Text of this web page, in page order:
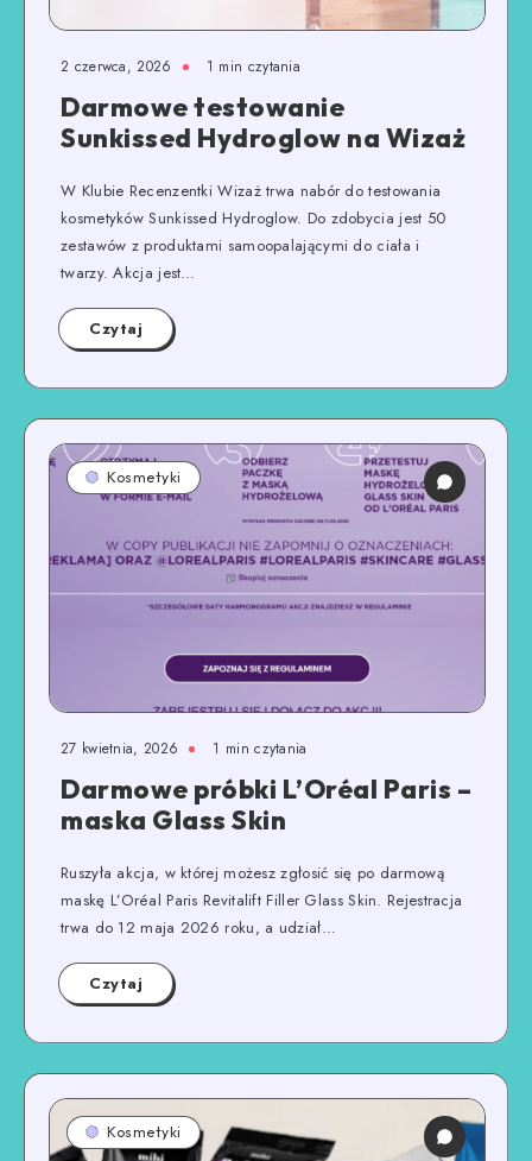
2 czerwca, 2026 1 min czytania
Darmowe testowanie
Sunkissed Hydroglow na Wizaż
W Klubie Recenzentki Wizaż trwa nabór do testowania
kosmetyków Sunkissed Hydroglow. Do zdobycia jest 50
zestawów z produktami samoopalającymi do ciała i
twarzy. Akcja jest…
Czytaj
Kosmetyki
27 kwietnia, 2026 1 min czytania
Darmowe próbki L’Oréal Paris –
maska Glass Skin
Ruszyła akcja, w której możesz zgłosić się po darmową
maskę L’Oréal Paris Revitalift Filler Glass Skin. Rejestracja
trwa do 12 maja 2026 roku, a udział…
Czytaj
Kosmetyki